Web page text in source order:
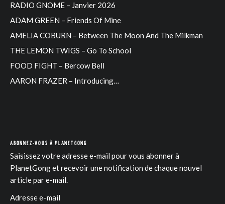
RADIO GNOME – Janvier 2026
ADAM GREEN – Friends Of Mine
AMELIA COBURN – Between The Moon And The Milkman
THE LEMON TWIGS – Go To School
FOOD FIGHT – Bercow Bell
AARON FRAZER – Introducing…
ABONNEZ-VOUS À PLANETGONG
Saisissez votre adresse e-mail pour vous abonner à
PlanetGong et recevoir une notification de chaque nouvel
article par e-mail.